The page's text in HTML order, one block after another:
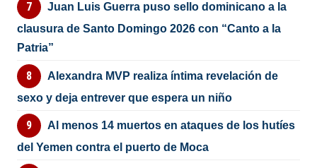
Juan Luis Guerra puso sello dominicano a la
clausura de Santo Domingo 2026 con “Canto a la
Patria”
Alexandra MVP realiza íntima revelación de
sexo y deja entrever que espera un niño
Al menos 14 muertos en ataques de los hutíes
del Yemen contra el puerto de Moca